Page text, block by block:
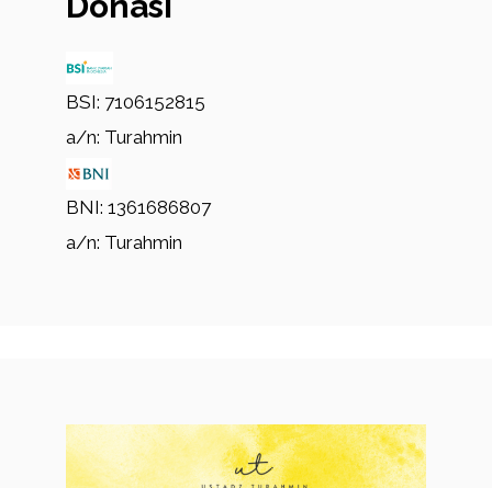
BSI: 7106152815
a/n: Turahmin
BNI: 1361686807
a/n: Turahmin